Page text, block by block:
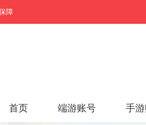
障
首页 端游账号 手